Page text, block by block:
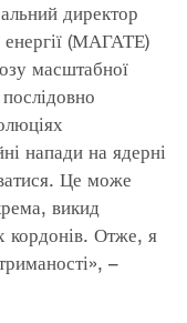
директор
енергії (МАГАТЕ)
масштабної
напади на ядерні
Це може
викид
кордонів. Отже, я
–